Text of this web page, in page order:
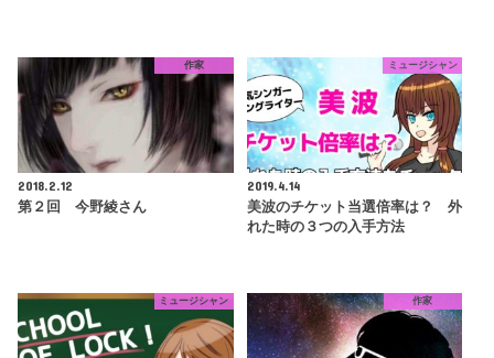
作家
2018.2.12
第２回 今野綾さん
ミュージシャン
2019.4.14
美波のチケット当選倍率は？ 外
れた時の３つの入手方法
ミュージシャン 作家